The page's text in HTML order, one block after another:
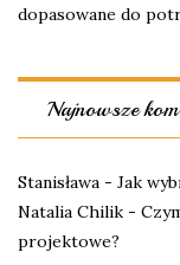
dopasowane do
Najnowsze
Stanisława - Jak
Natalia Chilik -
projektowe?